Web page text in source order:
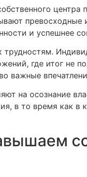
центра
и успешнее
где итог не
важные
на осознание
в то время как